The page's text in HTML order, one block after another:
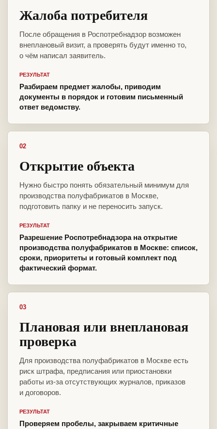
Жалоба потребителя
После обращения в Роспотребнадзор возможен
внеплановый визит, а проверять будут именно то,
о чём написал заявитель.
РЕЗУЛЬТАТ
Разбираем предмет жалобы, приводим
документы в порядок и готовим письменный
ответ ведомству.
02
Открытие объекта
Нужно быстро понять обязательный минимум для
производства полуфабрикатов в Москве,
подготовить папку и не переносить запуск.
РЕЗУЛЬТАТ
Разрешение Роспотребнадзора на открытие
производства полуфабрикатов в Москве: список,
сроки, приоритеты и готовый комплект под
фактический формат.
03
Плановая или внеплановая
проверка
Для производства полуфабрикатов в Москве есть
риск штрафа, предписания или приостановки
работы из-за отсутствующих журналов, приказов
и договоров.
РЕЗУЛЬТАТ
Проверяем пробелы, закрываем критичные